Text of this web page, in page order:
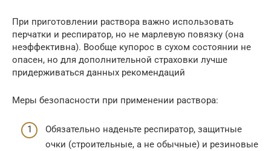
При приготовлении раствора важно использовать
перчатки и респиратор, но не марлевую повязку (она
неэффективна). Вообще купорос в сухом состоянии не
опасен, но для дополнительной страховки лучше
придерживаться данных рекомендаций
Меры безопасности при применении раствора:
Обязательно наденьте респиратор, защитные
очки (строительные, а не обычные) и резиновые